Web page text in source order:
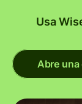
Usa
Abre una